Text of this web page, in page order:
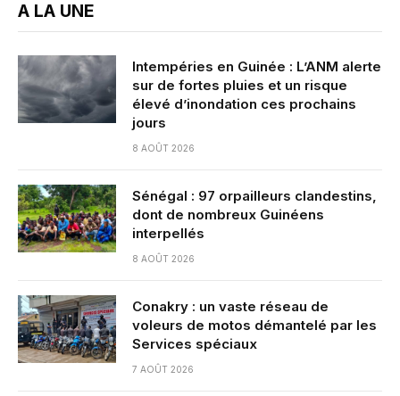
A LA UNE
Intempéries en Guinée : L’ANM alerte
sur de fortes pluies et un risque
élevé d’inondation ces prochains
jours
8 AOÛT 2026
Sénégal : 97 orpailleurs clandestins,
dont de nombreux Guinéens
interpellés
8 AOÛT 2026
Conakry : un vaste réseau de
voleurs de motos démantelé par les
Services spéciaux
7 AOÛT 2026